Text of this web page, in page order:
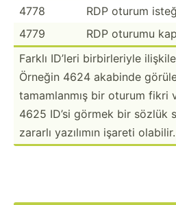
4778
RDP oturum
4779
RDP oturumu
Farklı ID’leri birbir­­le­riyle
Örneğin 4624 akabinde
tamaml­­anmış bir oturum fikri
4625 ID’si görmek bir sözlük
zararlı yazılımın işareti olabilir.